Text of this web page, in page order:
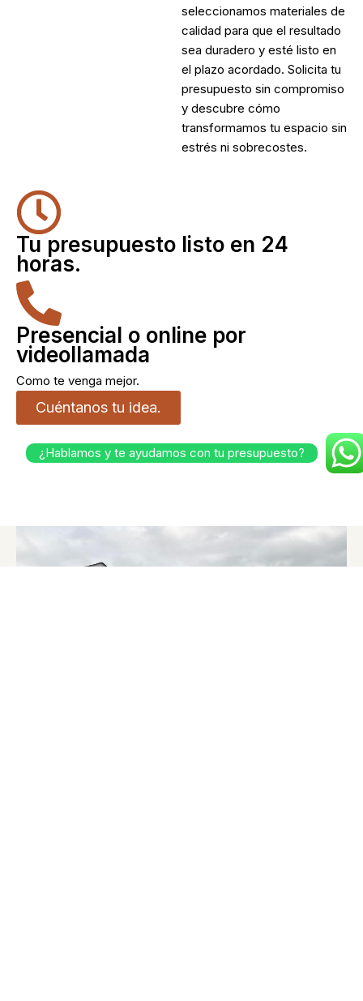
seleccionamos materiales de
calidad para que el resultado
sea duradero y esté listo en
el plazo acordado. Solicita tu
presupuesto sin compromiso
y descubre cómo
transformamos tu espacio sin
estrés ni sobrecostes.
Tu presupuesto listo en 24
horas.
Presencial o online por
videollamada
Como te venga mejor.
Cuéntanos tu idea.
¿Hablamos y te ayudamos con tu presupuesto?